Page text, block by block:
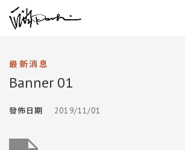
最新消息
Banner 01
發佈日期 2019/11/01